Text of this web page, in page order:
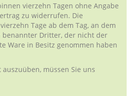
vierzehn Tagen ohne Angabe
zu widerrufen. Die
Tage ab dem Tag, an dem
benannter Dritter, der nicht der
Ware in Besitz genommen haben
müssen Sie uns